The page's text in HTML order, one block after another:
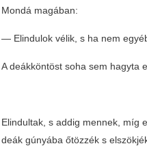
Mondá magában:
— Elindulok vélik, s ha nem
A deákköntöst soha sem hagyta
Elindultak, s addig mennek, míg
deák gúnyába őtözzék s